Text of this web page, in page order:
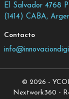
El Salvador 4768
(1414) CABA,
Contacto
© 2026 -
Nextwork360 -